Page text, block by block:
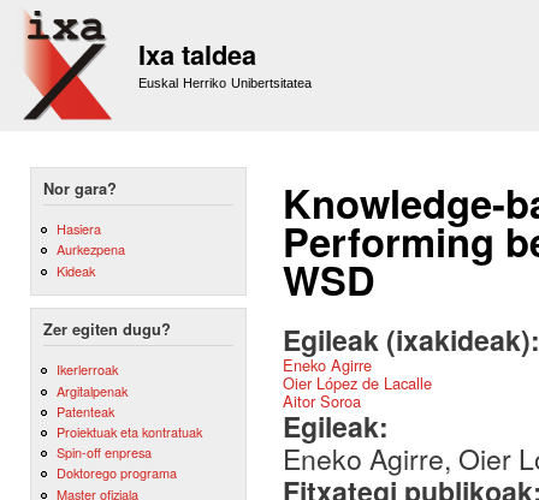
Ixa taldea
Euskal Herriko Unibertsitatea
Nor gara?
Hasiera
Aurkezpena
Kideak
Zer egiten dugu?
Ikerlerroak
Argitalpenak
Patenteak
Proiektuak eta kontratuak
Spin-off enpresa
Doktorego programa
Master ofiziala
Knowledge-
Performing
WSD
Egileak
Eneko Agirre
Oier López de Lacalle
Aitor Soroa
Egileak:
Eneko Agirre, Oier
Fitxategi